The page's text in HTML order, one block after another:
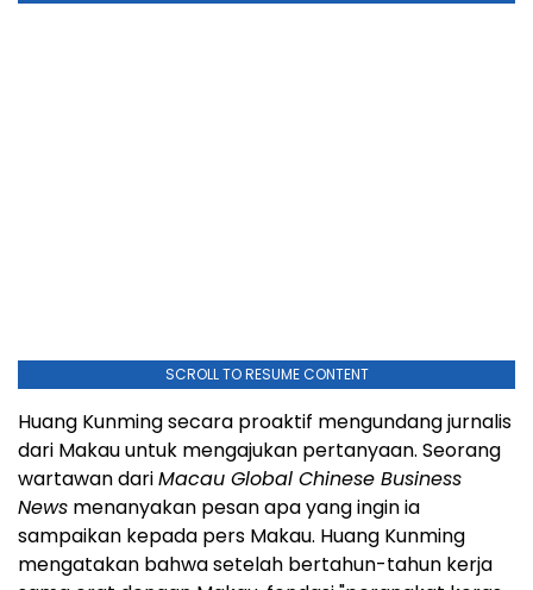
SCROLL TO RESUME CONTENT
Huang Kunming secara proaktif mengundang jurnalis
dari Makau untuk mengajukan pertanyaan. Seorang
wartawan dariMacau Global Chinese Business
News menanyakan pesan apa yang ingin ia
sampaikan kepada pers Makau. Huang Kunming
mengatakan bahwa setelah bertahun-tahun kerja